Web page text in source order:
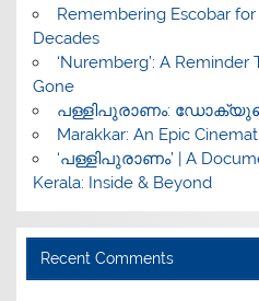
​Remembering Escobar
Decades
‘Nuremberg’: A
Gone
പള്ളിപുരാണം:
Marakkar: An Epic
‘പള്ളിപുരാണം’ | A
Kerala: Inside & Beyond
Recent Comments